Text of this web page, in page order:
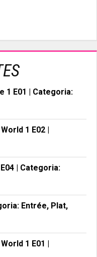
1 E01 | Categoria:
1 E02 |
| Categoria:
Entrée, Plat,
1 E01 |